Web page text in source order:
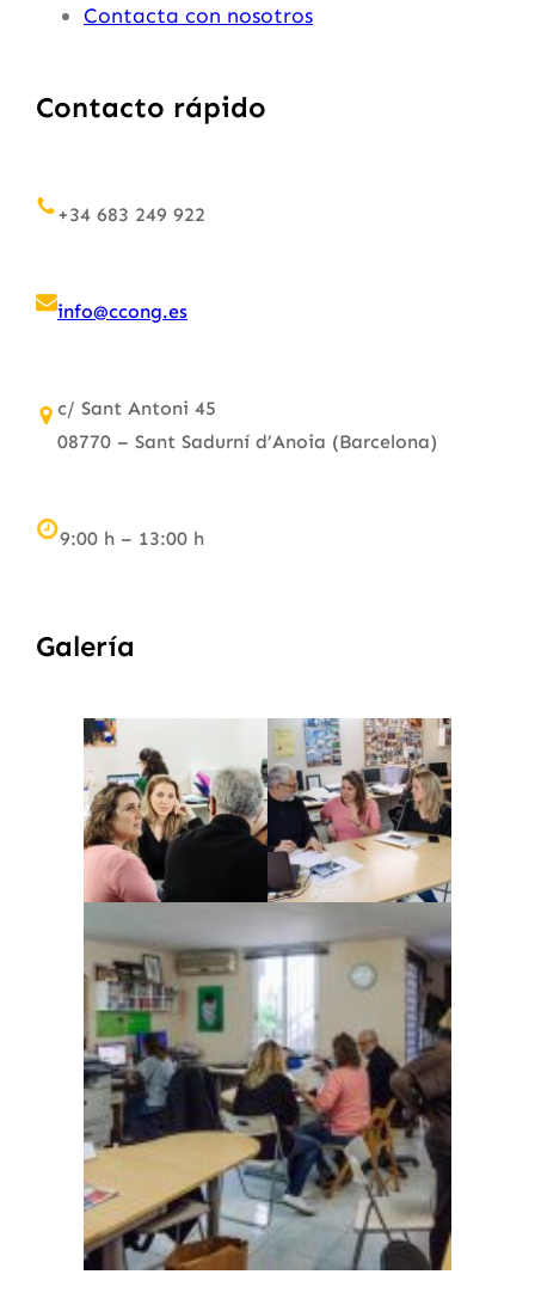
Contacta con nosotros
Contacto rápido
+34 683 249 922
info@ccong.es
c/ Sant Antoni 45
08770 – Sant Sadurní d’Anoia (Barcelona)
9:00 h – 13:00 h
Galería